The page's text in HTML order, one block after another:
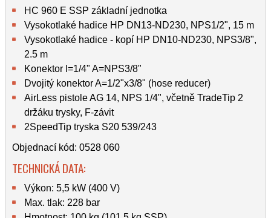
HC 960 E SSP základní jednotka
Vysokotlaké hadice HP DN13-ND230, NPS1/2", 15 m
Vysokotlaké hadice - kopí HP DN10-ND230, NPS3/8",
2.5 m
Konektor I=1/4" A=NPS3/8"
Dvojitý konektor A=1/2"x3/8" (hose reducer)
AirLess pistole AG 14, NPS 1/4", včetně TradeTip 2
držáku trysky, F-závit
2SpeedTip tryska S20 539/243
Objednací kód: 0528 060
TECHNICKÁ DATA:
Výkon: 5,5 kW (400 V)
Max. tlak: 228 bar